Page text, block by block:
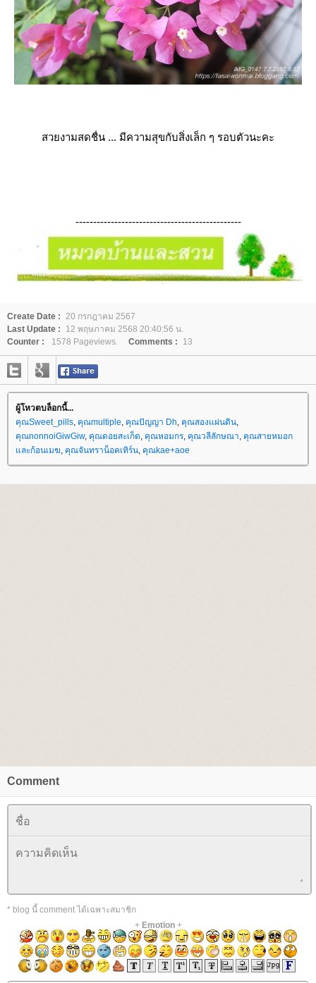
สวยงามสดชื่น ... มีความสุขกับสิ่งเล็ก ๆ รอบตัวนะคะ
-----------------------------------------------
Create Date : 20 กรกฎาคม 2567
Last Update :
12 พฤษภาคม 2568 20:40:56 น.
Counter :
1578 Pageviews. Comments : 13
ผู้โหวตบล็อกนี้...
คุณSweet_pills, คุณmultiple, คุณปัญญา Dh, คุณสองแผ่นดิน,
คุณnonnoiGiwGiw, คุณดอยสะเก็ด, คุณหอมกร, คุณวลีลักษณา, คุณสายหมอก
ละก้อนเมฆ, คุณจันทราน็อคเทิร์น, คุณkae+aoe
Comment
* blog นี้ comment ได้เฉพาะสมาชิก
+ Emotion+